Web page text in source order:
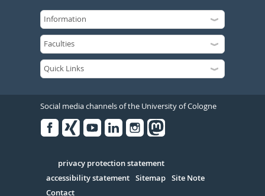
Social media channels of the University of Cologne
Serivce
privacy protection statement
accessibility statement Sitemap Site Note
Contact